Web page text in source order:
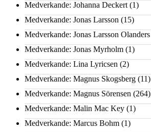
Medverkande: Johanna Deckert (1)
Medverkande: Jonas Larsson (15)
Medverkande: Jonas Larsson Olanders
Medverkande: Jonas Myrholm (1)
Medverkande: Lina Lyricsen (2)
Medverkande: Magnus Skogsberg (11)
Medverkande: Magnus Sörensen (264)
Medverkande: Malin Mac Key (1)
Medverkande: Marcus Bohm (1)